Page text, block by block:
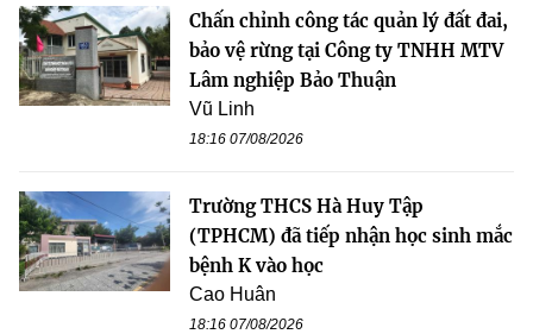
Chấn chỉnh công tác quản lý đất đai,
bảo vệ rừng tại Công ty TNHH MTV
Lâm nghiệp Bảo Thuận
Vũ Linh
18:16 07/08/2026
Trường THCS Hà Huy Tập
(TPHCM) đã tiếp nhận học sinh mắc
bệnh K vào học
Cao Huân
18:16 07/08/2026